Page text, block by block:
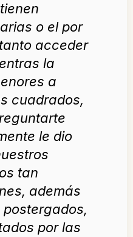
o el por
acceder
la
a
cuadrados,
le dio
tan
además
postergados,
por las